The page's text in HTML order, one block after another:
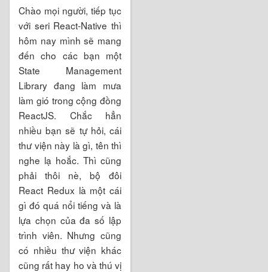
Chào mọi người, tiếp tục
với seri React-Native thì
hôm nay mình sẽ mang
đến cho các bạn một
State Management
Library đang làm mưa
làm gió trong cộng đồng
ReactJS. Chắc hẳn
nhiều bạn sẽ tự hỏi, cái
thư viện này là gì, tên thì
nghe lạ hoắc. Thì cũng
phải thôi nè, bộ đôi
React Redux là một cái
gì đó quá nổi tiếng và là
lựa chọn của đa số lập
trình viên. Nhưng cũng
có nhiều thư viện khác
cũng rất hay ho và thú vị